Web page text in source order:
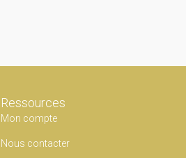
Ressources
Mon compte
Nous contacter